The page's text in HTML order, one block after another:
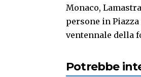
Monaco,
persone in
ventennale della
Potrebbe